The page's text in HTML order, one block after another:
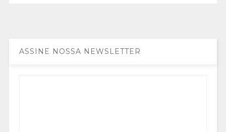
ASSINE NOSSA NEWSLETTER